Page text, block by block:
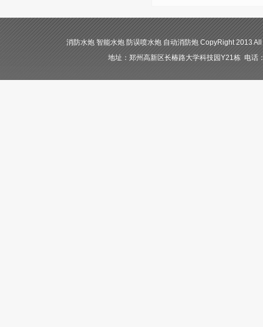
消防水炮 智能水炮 防误喷水炮 自动消防炮 CopyRight 2013
地址：郑州高新区长椿路大学科技园Y21栋 电